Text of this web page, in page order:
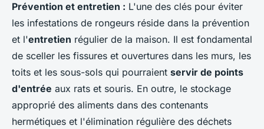
Prévention et entretien : L'une des clés pour éviter
les infestations de rongeurs réside dans la prévention
et l'entretien régulier de la maison. Il est fondamental
de sceller les fissures et ouvertures dans les murs, les
toits et les sous-sols qui pourraient servir de points
d'entrée aux rats et souris. En outre, le stockage
approprié des aliments dans des contenants
hermétiques et l'élimination régulière des déchets